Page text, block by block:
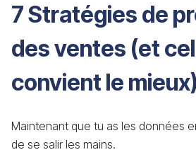
7 Stratégies de
des ventes (et
convient le mieux)
Maintenant que tu as les données
de se salir les mains.